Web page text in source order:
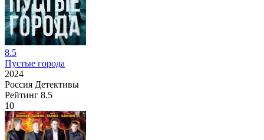
8.5
Пустые города
2024
Россия Детективы
Рейтинг 8.5
10